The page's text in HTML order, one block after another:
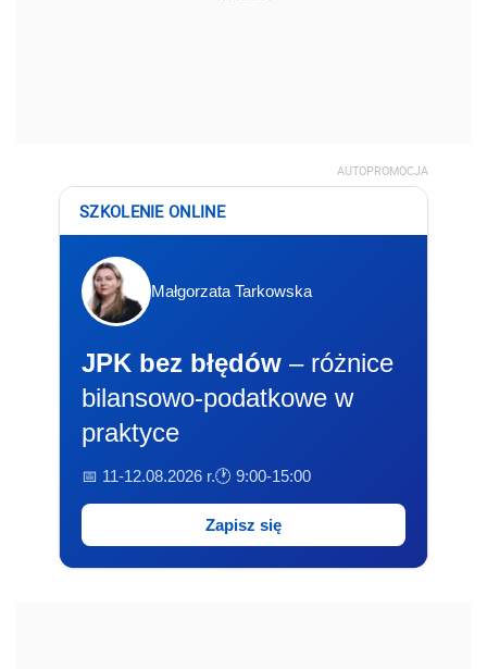
AUTOPROMOCJA
SZKOLENIE ONLINE
Małgorzata Tarkowska
JPK bez błędów – różnice
bilansowo-podatkowe w
praktyce
📅 11-12.08.2026 r.🕐 9:00-15:00
Zapisz się